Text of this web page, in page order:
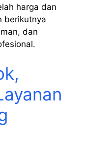
harga dan
berikutnya
dan